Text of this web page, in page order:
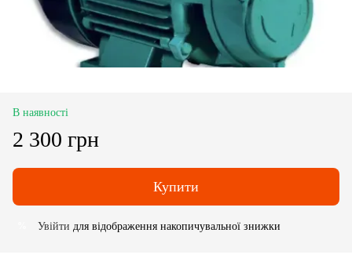
В наявності
2 300 грн
Купити
Увійти для відображення накопичувальної знижки